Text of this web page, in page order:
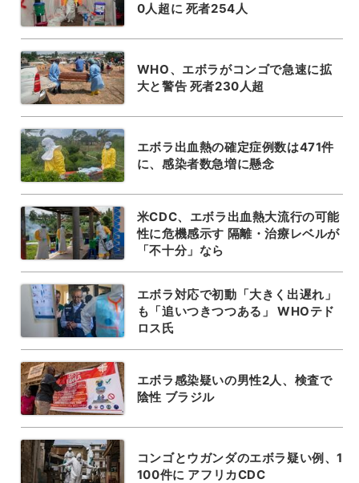
0人超に 死者254人
WHO、エボラがコンゴで急速に拡
大と警告 死者230人超
エボラ出血熱の確定症例数は471件
に、感染者数急増に懸念
米CDC、エボラ出血熱大流行の可能
性に危機感示す 隔離・治療レベルが
「不十分」なら
エボラ対応で初動「大きく出遅れ」
も「追いつきつつある」 WHOテド
ロス氏
エボラ感染疑いの男性2人、検査で
陰性 ブラジル
コンゴとウガンダのエボラ疑い例、1
100件に アフリカCDC